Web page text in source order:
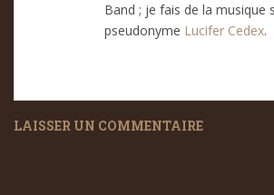
Band ; je fais de la musique
pseudonyme Lucifer Cedex.
LAISSER UN COMMENTAIRE